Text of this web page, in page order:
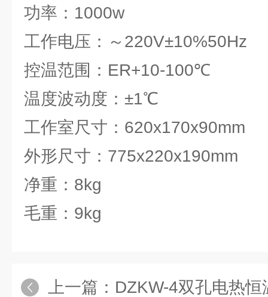
功率：1000w
工作电压：～220V±10%50Hz
控温范围：ER+10-100℃
温度波动度：±1℃
工作室尺寸：620x170x90mm
外形尺寸：775x220x190mm
净重：8kg
毛重：9kg
上一篇： DZKW-4双孔电热恒